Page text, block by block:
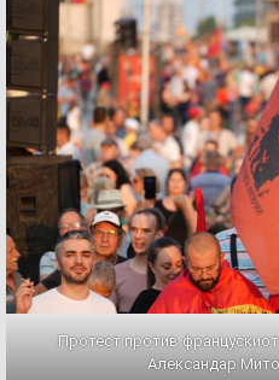
Протест против
Александар